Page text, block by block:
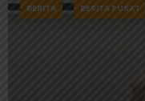
BERITA BERITA PUSAT